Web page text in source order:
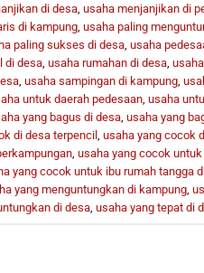
di desa, usaha menjanjikan di
di kampung, usaha paling
paling sukses di desa, usaha
di desa, usaha rumahan di desa,
, usaha sampingan di kampung,
untuk daerah pedesaan, usaha
yang bagus di desa, usaha yang
di desa terpencil, usaha yang cocok
, usaha yang cocok
yang cocok untuk ibu rumah tangga
yang menguntungkan di kampung,
di desa, usaha yang tepat di